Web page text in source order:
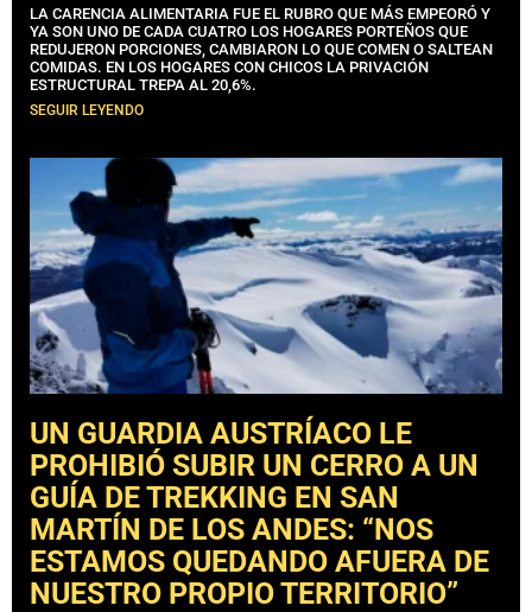
LA CARENCIA ALIMENTARIA FUE EL RUBRO QUE MÁS EMPEORÓ Y
YA SON UNO DE CADA CUATRO LOS HOGARES PORTEÑOS QUE
REDUJERON PORCIONES, CAMBIARON LO QUE COMEN O SALTEAN
COMIDAS. EN LOS HOGARES CON CHICOS LA PRIVACIÓN
ESTRUCTURAL TREPA AL 20,6%.
SEGUIR LEYENDO
UN GUARDIA AUSTRÍACO LE
PROHIBIÓ SUBIR UN CERRO A UN
GUÍA DE TREKKING EN SAN
MARTÍN DE LOS ANDES: “NOS
ESTAMOS QUEDANDO AFUERA DE
NUESTRO PROPIO TERRITORIO”